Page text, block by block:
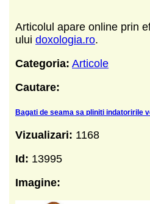
Articolul apare online prin
ului doxologia.ro.
Categoria: Articole
Cautare:
Bagati de seama sa pliniti indatoririle
Vizualizari: 1168
Id: 13995
Imagine: